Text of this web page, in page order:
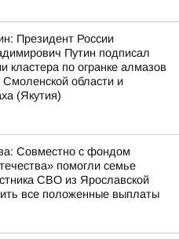
Президент России
Путин подписал
кластера по огранке алмазов
Смоленской области и
(Якутия)
Совместно с фондом
помогли семье
СВО из Ярославской
все положенные выплаты